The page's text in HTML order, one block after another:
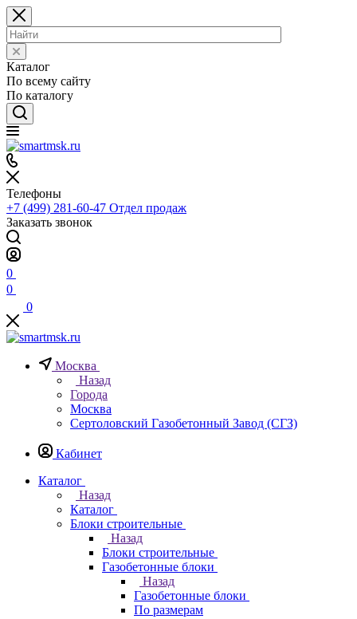
Каталог
По всему сайту
По каталогу
Телефоны
+7 (499) 281-60-47 Отдел продаж
Заказать звонок
0
0
0
Москва
Назад
Города
Москва
Сертоловский Газобетонный Завод (СГЗ)
Кабинет
Каталог
Назад
Каталог
Блоки строительные
Назад
Блоки строительные
Газобетонные блоки
Назад
Газобетонные блоки
По размерам